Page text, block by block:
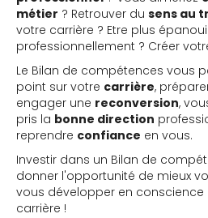
métier ? Retrouver du sens au
votre carrière ? Etre plus épanoui
professionnellement ? Créer
Le Bilan de compétences vous
point sur votre carrière,
engager une reconversion,
pris la bonne direction
reprendre confiance en vous.
Investir dans un Bilan de
donner l'opportunité de mieux
vous développer en
carrière !